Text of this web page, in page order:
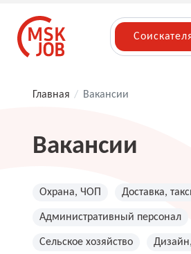
Главная / Вакансии
Вакансии
Охрана, ЧОП Доставка,
Административный персонал
Сельское хозяйство